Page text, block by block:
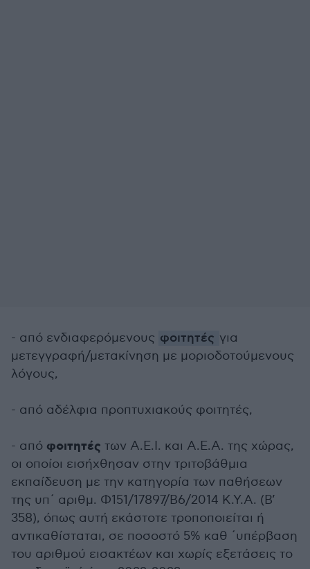
- από ενδιαφερόμενους φοιτητές για
μετεγγραφή/μετακίνηση με μοριοδοτούμενους
λόγους,
- από αδέλφια προπτυχιακούς φοιτητές,
- από φοιτητές των Α.Ε.Ι. και Α.Ε.Α. της χώρας,
οι οποίοι εισήχθησαν στην τριτοβάθμια
εκπαίδευση με την κατηγορία των παθήσεων
της υπ΄ αριθμ. Φ151/17897/Β6/2014 Κ.Υ.Α. (Β’
358), όπως αυτή εκάστοτε τροποποιείται ή
αντικαθίσταται, σε ποσοστό 5% καθ ΄υπέρβαση
του αριθμού εισακτέων και χωρίς εξετάσεις το